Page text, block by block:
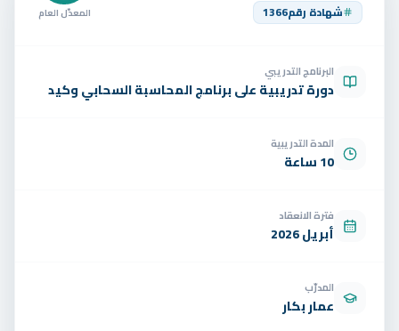
الوظائف
شهادة رقم1366 المعدّل العام
البرنامج التدريبي
دورة تدريبية على برنامج المحاسبة السحابي وكيد
المدة التدريبية
10 ساعة
فترة الانعقاد
أبريل 2026
المدرّب
عمار بكار